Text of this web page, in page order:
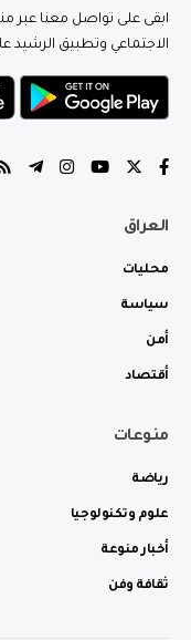
ابقى على تواصل معنا عبر
الاجتماعي وتطبيق الرشيد
العراق
محليات
سياسة
أمن
أقتصاد
منوعات
رياضة
علوم وتكنولوجيا
أخبار منوعة
ثقافة وفن